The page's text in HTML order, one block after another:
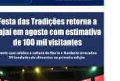
para Guarda Municipal